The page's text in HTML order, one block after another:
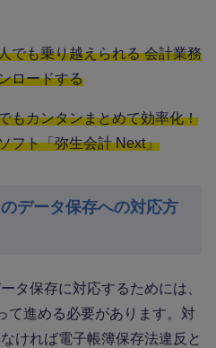
でも乗り越えられる 会計業務
ロードする
もカンタンまとめて効率化！
フト「弥生会計 Next」
データ保存への対応方
タ保存に対応するためには、
て進める必要があります。対
ければ電子帳簿保存法違反と